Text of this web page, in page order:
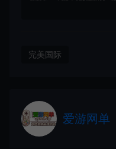
完美国际
爱游网单